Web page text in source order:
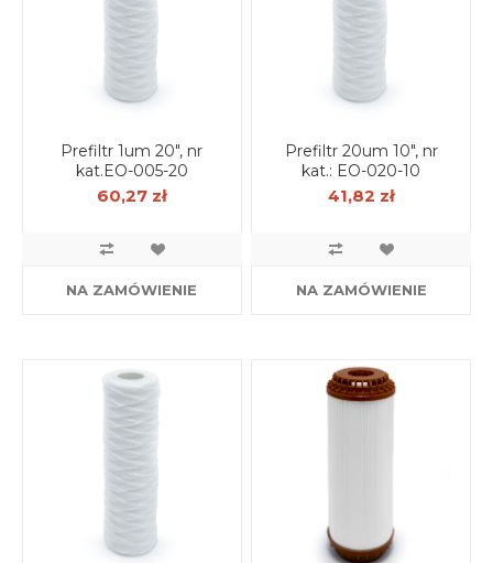
Prefiltr 1um 20", nr
kat.EO-005-20
60,27 zł
NA ZAMÓWIENIE
Prefiltr 20um 10", nr
kat.: EO-020-10
41,82 zł
NA ZAMÓWIENIE